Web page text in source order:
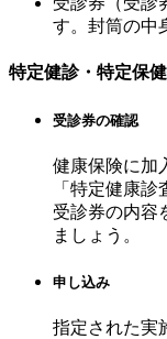
す。封筒の中
特定健診・特定保
受診券の確認
健康保険に加
「特定健康診
受診券の内容
ましょう。
申し込み
指定された実